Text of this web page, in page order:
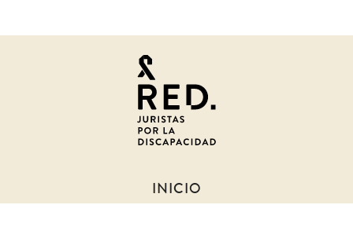
discapacidad
INICIO
SOBRE NOSOTROS